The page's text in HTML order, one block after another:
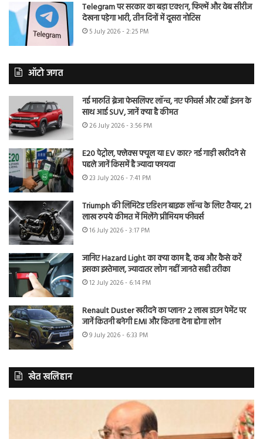
Telegram पर सरकार का बड़ा एक्शन, फिल्में और वेब सीरीज
देखना पड़ेगा भारी, तीन दिनों में दूसरा नोटिस
5 July 2026 - 2:25 PM
ऑटो जगत
नई मारुति ब्रेजा फेसलिफ्ट लॉन्च, नए फीचर्स और टर्बो इंजन के
साथ आई SUV, जानें क्या है कीमत
26 July 2026 - 3:56 PM
E20 पेट्रोल, फ्लेक्स फ्यूल या EV कार? नई गाड़ी खरीदने से
पहले जानें किसमें है ज्यादा फायदा
23 July 2026 - 7:41 PM
Triumph की लिमिटेड एडिशन बाइक लॉन्च के लिए तैयार, 21
लाख रुपये कीमत में मिलेंगे प्रीमियम फीचर्स
16 July 2026 - 3:17 PM
जानिए Hazard Light का क्या काम है, कब और कैसे करें
इसका इस्तेमाल, ज्यादातर लोग नहीं जानते सही तरीका
12 July 2026 - 6:14 PM
Renault Duster खरीदने का प्लान? 2 लाख डाउन पेमेंट पर
जानें कितनी बनेगी EMI और कितना देना होगा लोन
9 July 2026 - 6:33 PM
खेत खलिहान